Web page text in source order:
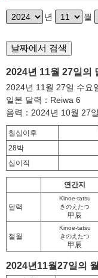
년 월
2024년 11월 27일의
2024년 11월 27일 수요
일본 달력：Reiwa 6
음력：2024년 10월 27
칠십이후
28박
십이직
연간지
달력
Kinoe-tatsu
きのえたつ
甲辰
절월
Kinoe-tatsu
きのえたつ
甲辰
2024년11월27일의